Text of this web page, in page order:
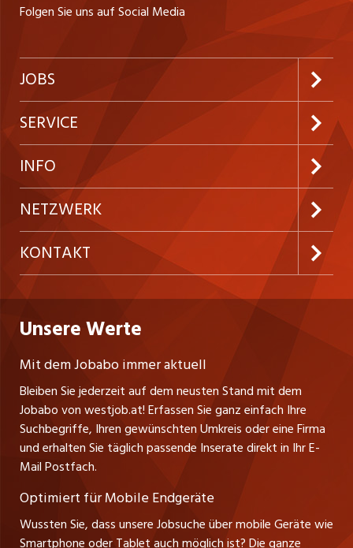
Folgen Sie uns auf Social Media
JOBS
Jobabo abonnieren
Neue Stellen
Festanstellungen
Temporäre Jobs
Praktika
Lehrstellen
Führungspositionen
Management / Kader-Jobs
SERVICE
Kundenlogin
Inserieren
Firmen
Personalvermittler
INFO
Preise und Leistungen
AGB
Datenschutzerklärung
Impressum
NETZWERK
ostjob.ch
jobzüri.ch
jobmittelland.ch
jobbern.ch
jobbasel.ch
zentraljob.ch
myjob.ch
KONTAKT
Gutenbergstrasse 1
A-6858 Schwarzach
Stefan Spötl
Tel. +43 664 39 47 47 7
Leiter westjob.at
Andrea Graf
Tel. +43 664 20 30 02 1
Verkauf und Beratung
Unsere Werte
Mit dem Jobabo immer aktuell
Bleiben Sie jederzeit auf dem neusten Stand mit dem
Jobabo von westjob.at! Erfassen Sie ganz einfach Ihre
Suchbegriffe, Ihren gewünschten Umkreis oder eine Firma
und erhalten Sie täglich passende Inserate direkt in Ihr E-
Mail Postfach.
Optimiert für Mobile Endgeräte
Wussten Sie, dass unsere Jobsuche über mobile Geräte wie
Smartphone oder Tablet auch möglich ist? Die ganze